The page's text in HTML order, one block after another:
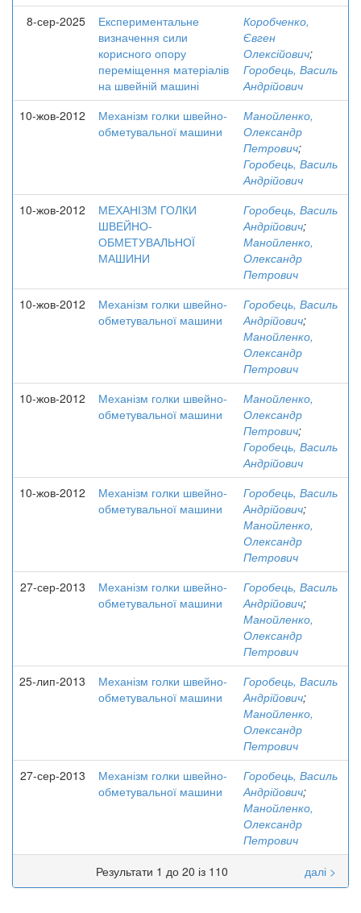
8-сер-2025
Експериментальне
визначення сили
корисного опору
переміщення матеріалів
на швейній машині
Коробченко,
Євген
Олексійович;
Горобець, Василь
Андрійович
10-жов-2012
Механізм голки швейно-
обметувальної машини
Манойленко,
Олександр
Петрович;
Горобець, Василь
Андрійович
10-жов-2012
МЕХАНІЗМ ГОЛКИ
ШВЕЙНО-
ОБМЕТУВАЛЬНОЇ
МАШИНИ
Горобець, Василь
Андрійович;
Манойленко,
Олександр
Петрович
10-жов-2012
Механізм голки швейно-
обметувальної машини
Горобець, Василь
Андрійович;
Манойленко,
Олександр
Петрович
10-жов-2012
Механізм голки швейно-
обметувальної машини
Манойленко,
Олександр
Петрович;
Горобець, Василь
Андрійович
10-жов-2012
Механізм голки швейно-
обметувальної машини
Горобець, Василь
Андрійович;
Манойленко,
Олександр
Петрович
27-сер-2013
Механізм голки швейно-
обметувальної машини
Горобець, Василь
Андрійович;
Манойленко,
Олександр
Петрович
25-лип-2013
Механізм голки швейно-
обметувальної машини
Горобець, Василь
Андрійович;
Манойленко,
Олександр
Петрович
27-сер-2013
Механізм голки швейно-
обметувальної машини
Горобець, Василь
Андрійович;
Манойленко,
Олександр
Петрович
Результати 1 до 20 із 110
далі >